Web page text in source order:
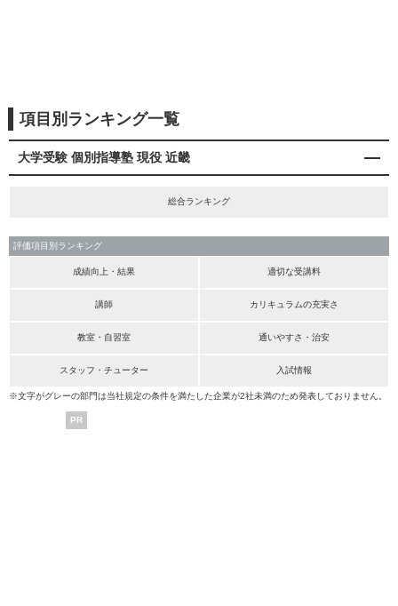
項目別ランキング一覧
大学受験 個別指導塾 現役 近畿
総合ランキング
評価項目別ランキング
成績向上・結果 適切な受講料
講師 カリキュラムの充実さ
教室・自習室 通いやすさ・治安
スタッフ・チューター 入試情報
※文字がグレーの部門は当社規定の条件を満たした企業が2社未満のため発表しておりません。
PR